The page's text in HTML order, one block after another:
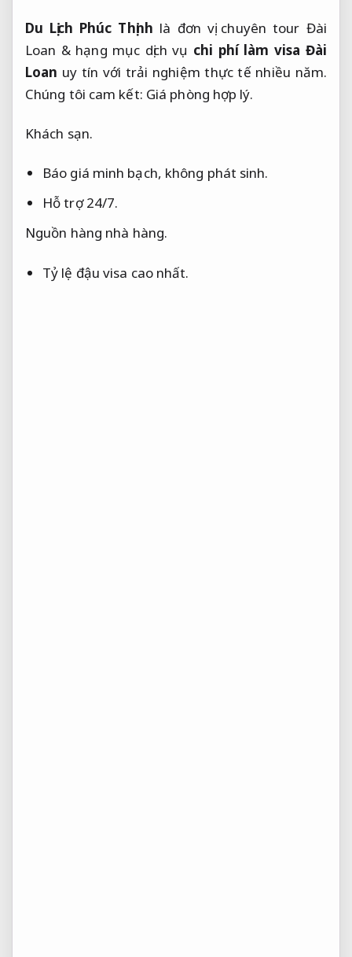
Du Lịch Phúc Thịnh là đơn vị chuyên tour Đài
Loan & hạng mục dịch vụ chi phí làm visa Đài
Loan uy tín với trải nghiệm thực tế nhiều năm.
Chúng tôi cam kết: Giá phòng hợp lý.
Khách sạn.
Báo giá minh bạch, không phát sinh.
Hỗ trợ 24/7.
Nguồn hàng nhà hàng.
Tỷ lệ đậu visa cao nhất.